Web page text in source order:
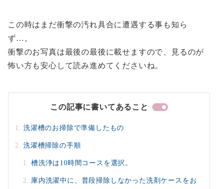
この時はまだ衝撃の汚れ具合に遭遇する事も知ら
ず…。
衝撃のお写真は最後の最後に載せますので、見るのが
怖い方も安心して読み進めてくださいね。
この記事に書いてあること
洗濯槽のお掃除で準備したもの
洗濯槽掃除の手順
槽洗浄は10時間コースを選択。
庫内洗濯中に、普段掃除しなかった洗剤ケースをお